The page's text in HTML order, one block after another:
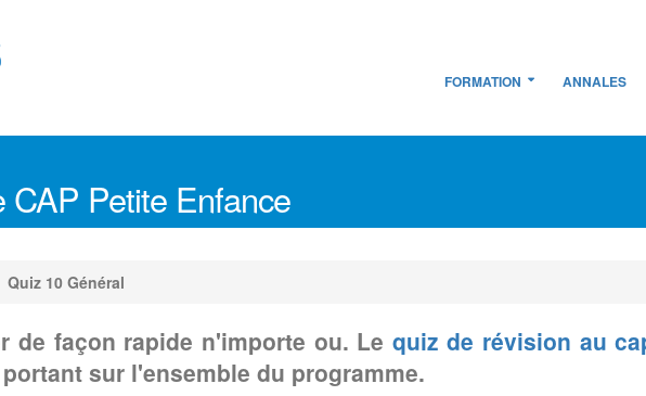
FORMATION ANNALES
CAP Petite Enfance
Quiz 10 Général
de façon rapide n'importe ou. Le quiz de révision au
sur l'ensemble du programme.